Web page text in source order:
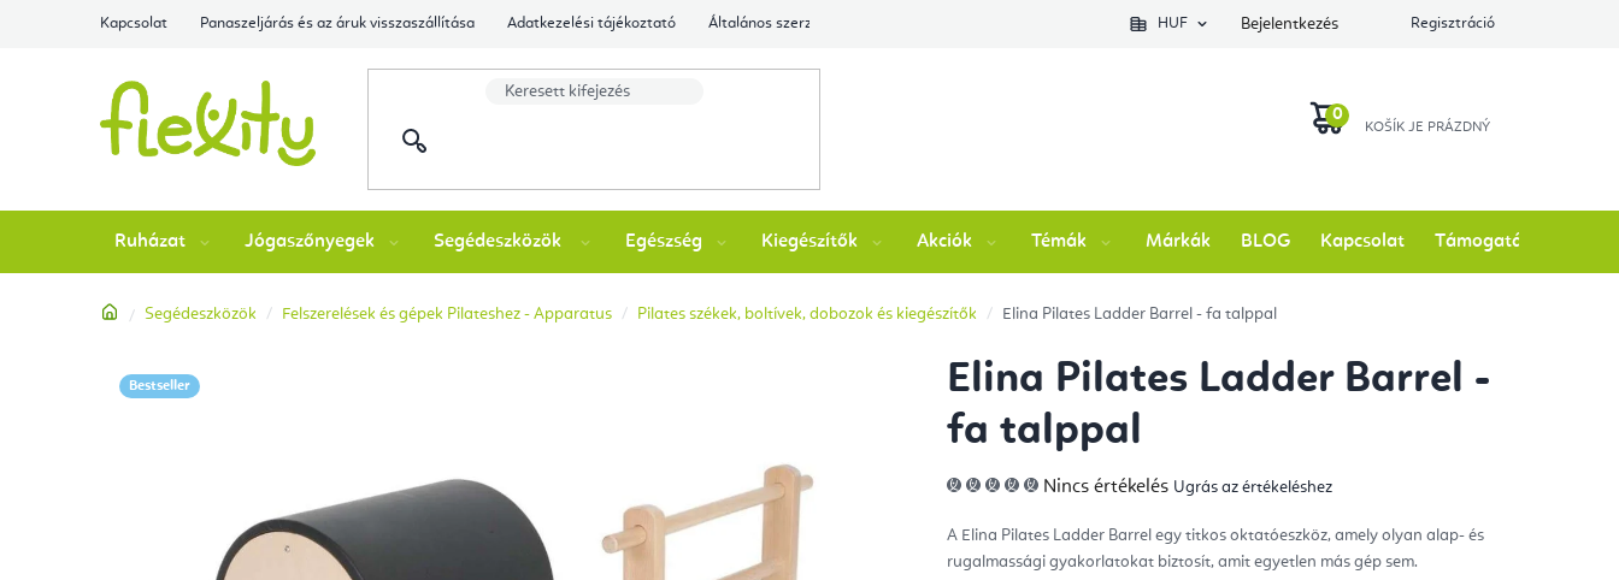
Kapcsolat Panaszeljárás és az áruk visszaszállítása Adatkezelési tájékoztató Általános szerződési feltételek Ellenőrizze a rendelés állapotátHUF Bejelentkezés Regisztráció
Ruházat Jógaszőnyegek Segédeszközök Egészség Kiegészítők Akciók Témák Márkák BLOG Kapcsolat Támogatás
Kezdőlap
Segédeszközök Felszerelések és gépek Pilateshez - Apparatus Pilates székek, boltívek, dobozok és kiegészítők Elina Pilates Ladder Barrel - fa talppal
Elina Pilates Ladder Barrel -
fa talppal
A
termék
5-
ből
0,0
Nincs értékelés Ugrás az értékeléshez
A Elina Pilates Ladder Barrel egy titkos oktatóeszköz, amely olyan alap- és
rugalmassági gyakorlatokat biztosít, amit egyetlen más gép sem.
Bestseller